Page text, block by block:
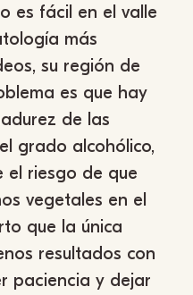
es fácil en el valle
más
su región de
es que hay
de las
grado alcohólico,
el riesgo de que
vegetales en el
que la única
resultados con
paciencia y dejar